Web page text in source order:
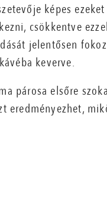
képes ezeket
csökkentve
jelentősen
keverve.
párosa elsőre
eredményezhet,